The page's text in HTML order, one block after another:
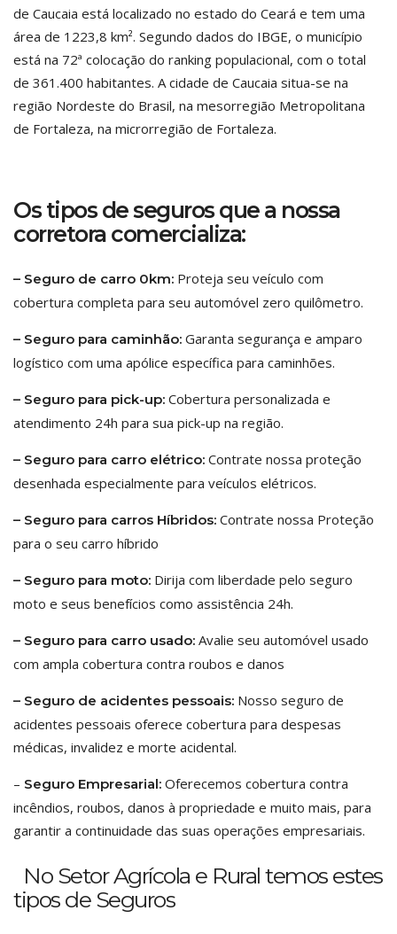
de Caucaia está localizado no estado do Ceará e tem uma
área de 1223,8 km². Segundo dados do IBGE, o município
está na 72ª colocação do ranking populacional, com o total
de 361.400 habitantes. A cidade de Caucaia situa-se na
região Nordeste do Brasil, na mesorregião Metropolitana
de Fortaleza, na microrregião de Fortaleza.
Os tipos de seguros que a nossa
corretora comercializa:
– Seguro de carro 0km: Proteja seu veículo com
cobertura completa para seu automóvel zero quilômetro.
– Seguro para caminhão: Garanta segurança e amparo
logístico com uma apólice específica para caminhões.
– Seguro para pick-up: Cobertura personalizada e
atendimento 24h para sua pick-up na região.
– Seguro para carro elétrico: Contrate nossa proteção
desenhada especialmente para veículos elétricos.
– Seguro para carros Híbridos: Contrate nossa Proteção
para o seu carro híbrido
– Seguro para moto: Dirija com liberdade pelo seguro
moto e seus benefícios como assistência 24h.
– Seguro para carro usado: Avalie seu automóvel usado
com ampla cobertura contra roubos e danos
– Seguro de acidentes pessoais: Nosso seguro de
acidentes pessoais oferece cobertura para despesas
médicas, invalidez e morte acidental.
– Seguro Empresarial: Oferecemos cobertura contra
incêndios, roubos, danos à propriedade e muito mais, para
garantir a continuidade das suas operações empresariais.
No Setor Agrícola e Rural temos estes
tipos de Seguros